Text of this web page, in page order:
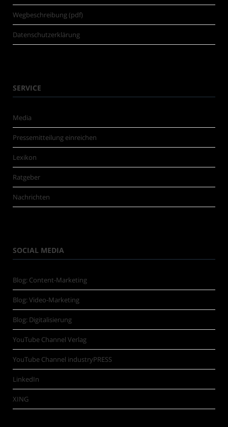
Wegbeschreibung (pdf)
Datenschutzerklärung
SERVICE
Media
Pressemitteilung einreichen
Lexikon
Ratgeber
Nachrichten
SOCIAL MEDIA
Blog: Content-Marketing
Blog: Video-Marketing
Blog: Digitalisierung
YouTube Channel Verlag
YouTube Channel industryPRESS
LinkedIn
XING